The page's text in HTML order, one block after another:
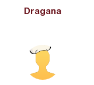
Dragana